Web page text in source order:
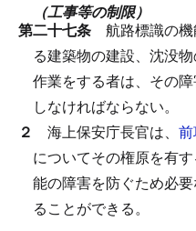
（工事等の制限）
第二十七条 航路標識の
る建築物の建設、沈没
作業をする者は、その
しなければならない。
２ 海上保安庁長官は、
についてその権原を有
能の障害を防ぐため必
ることができる。